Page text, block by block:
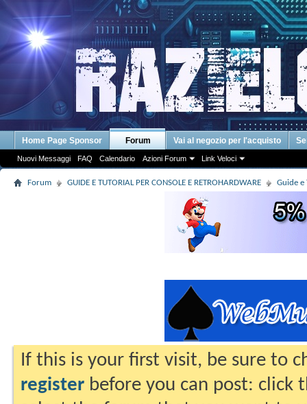
Home Page Sponsor Forum
Nuovi Messaggi FAQ Calendario Azioni Forum Link Veloci
Vai al negozio per l'acquisto
Forum GUIDE E TUTORIAL PER CONSOLE E RETROHARDWARE Guide e
If this is your first visit, be sure to
register before you can post: click